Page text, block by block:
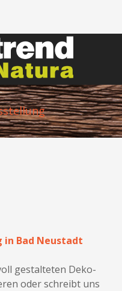
in Bad Neustadt
gestalteten Deko-
oder schreibt uns